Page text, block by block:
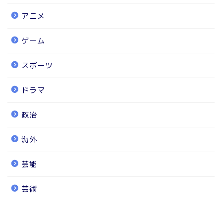
アニメ
ゲーム
スポーツ
ドラマ
政治
海外
芸能
芸術